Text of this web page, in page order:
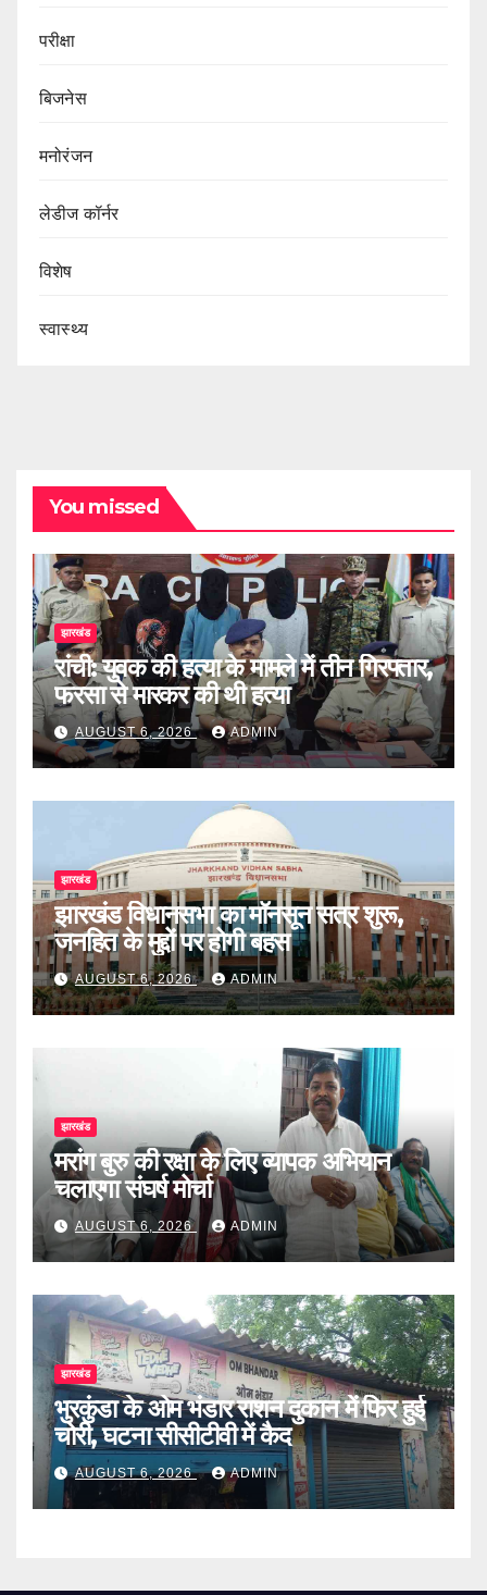
परीक्षा
बिजनेस
मनोरंजन
लेडीज कॉर्नर
विशेष
स्वास्थ्य
You missed
झारखंड
रांची: युवक की हत्या के मामले में तीन गिरफ्तार,
फरसा से मारकर की थी हत्या
AUGUST 6, 2026 ADMIN
झारखंड
झारखंड विधानसभा का मॉनसून सत्र शुरू,
जनहित के मुद्दों पर होगी बहस
AUGUST 6, 2026 ADMIN
झारखंड
मरांग बुरु की रक्षा के लिए व्यापक अभियान
चलाएगा संघर्ष मोर्चा
AUGUST 6, 2026 ADMIN
झारखंड
भुरकुंडा के ओम भंडार राशन दुकान में फिर हुई
चोरी, घटना सीसीटीवी में कैद
AUGUST 6, 2026 ADMIN